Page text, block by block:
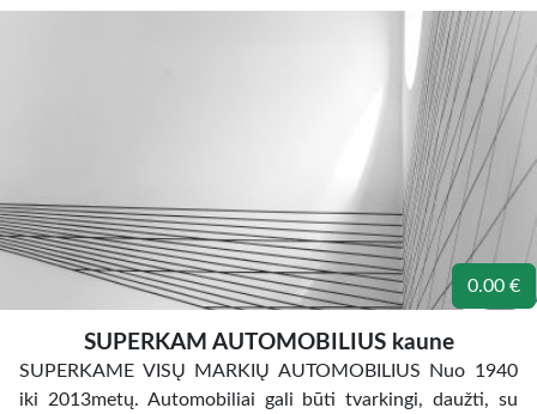
0.00 €
SUPERKAM AUTOMOBILIUS kaune
SUPERKAME VISŲ MARKIŲ AUTOMOBILIUS Nuo 1940
iki 2013metų. Automobiliai gali būti tvarkingi, daužti, su